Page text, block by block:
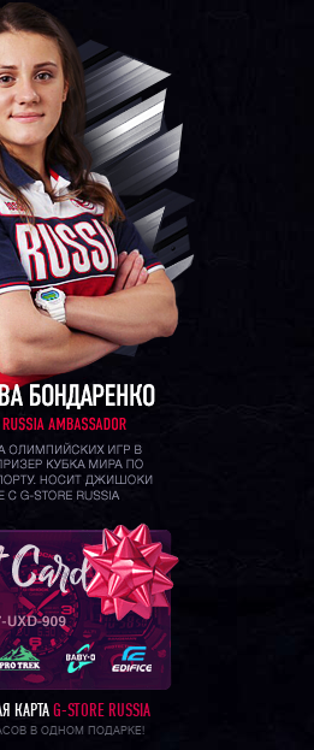
КАРТА G-STORE RUSSIA
В ОДНОМ ПОДАРКЕ!